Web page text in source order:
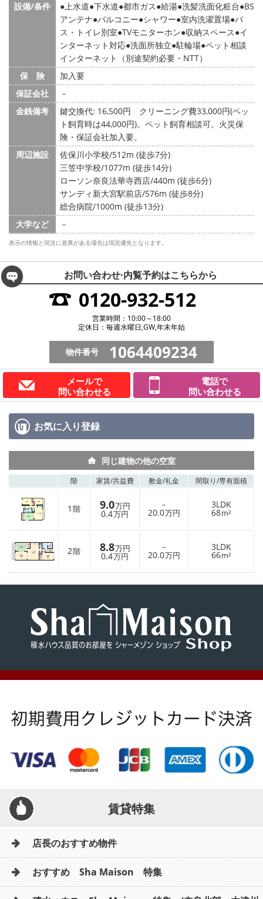
設備/条件
上水道 下水道 都市ガス 給湯 洗髪洗面化粧台 BS
アンテナ バルコニー シャワー 室内洗濯置場 バ
ス・トイレ別室 TVモニターホン 収納スペース イ
ンターネット対応 洗面所独立 駐輪場 ペット相談
インターネット（別途契約必要・NTT）
保 険
加入要
保証会社
－
金銭備考
鍵交換代: 16,500円
クリーニング費33,000円(ペッ
ト飼育時は44,000円)。ペット飼育相談可。火災保
険・保証会社加入要。
周辺施設
佐保川小学校/512m (徒歩7分)
三笠中学校/1077m (徒歩14分)
ローソン奈良法華寺西店/440m (徒歩6分)
サンディ新大宮駅前店/576m (徒歩8分)
総合病院/1000m (徒歩13分)
大学など
－
表示の情報と現況に差異がある場合は現況優先となります。
お問い合わせ·内覧予約はこちらから
0120-932-512
営業時間：10:00～18:00
定休日：毎週水曜日,GW,年末年始
物件番号 1064409234
メールで
問い合わせる
電話で
問い合わせる
お気に入り登録
同じ建物の他の空室
階 家賃/共益費 敷金/礼金 間取り/専有面積
1 階 9.0万円
0.4万円
－
20.0万円
3LDK
68m²
2階 8.8万円
0.4万円
－
20.0万円
3LDK
66m²
賃貸特集
店長のおすすめ物件
おすすめ Sha Maison 特集